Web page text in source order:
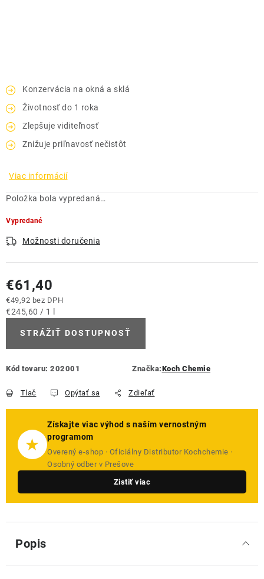
Konzervácia na okná a sklá
Životnosť do 1 roka
Zlepšuje viditeľnosť
Znižuje priľnavosť nečistôt
Viac informácií
Položka bola vypredaná…
Vypredané
Možnosti doručenia
€61,40
€49,92 bez DPH
Jednotková cena:
€245,60 / 1 l
STRÁŽIŤ DOSTUPNOSŤ
Kód tovaru: 202001 Značka:Koch Chemie
Tlač Opýtať sa Zdieľať
★
Získajte viac výhod s naším vernostným
programom
Overený e-shop · Oficiálny Distributor Kochchemie ·
Osobný odber v Prešove
Zistiť viac
Popis